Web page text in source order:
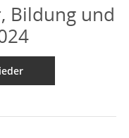
Bildung und